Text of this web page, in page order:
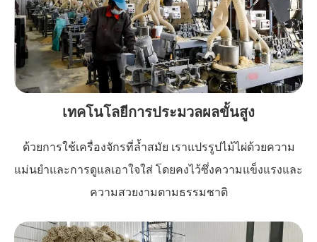
เทคโนโลยีการประมวลผลขั้นสูง
ด้วยการใช้เครื่องจักรที่ล้ำสมัย เราแปรรูปไม้ไผ่ด้วยความ
แม่นยำและการดูแลเอาใจใส่ โดยคงไว้ซึ่งความแข็งแรงและ
ความสวยงามตามธรรมชาติ